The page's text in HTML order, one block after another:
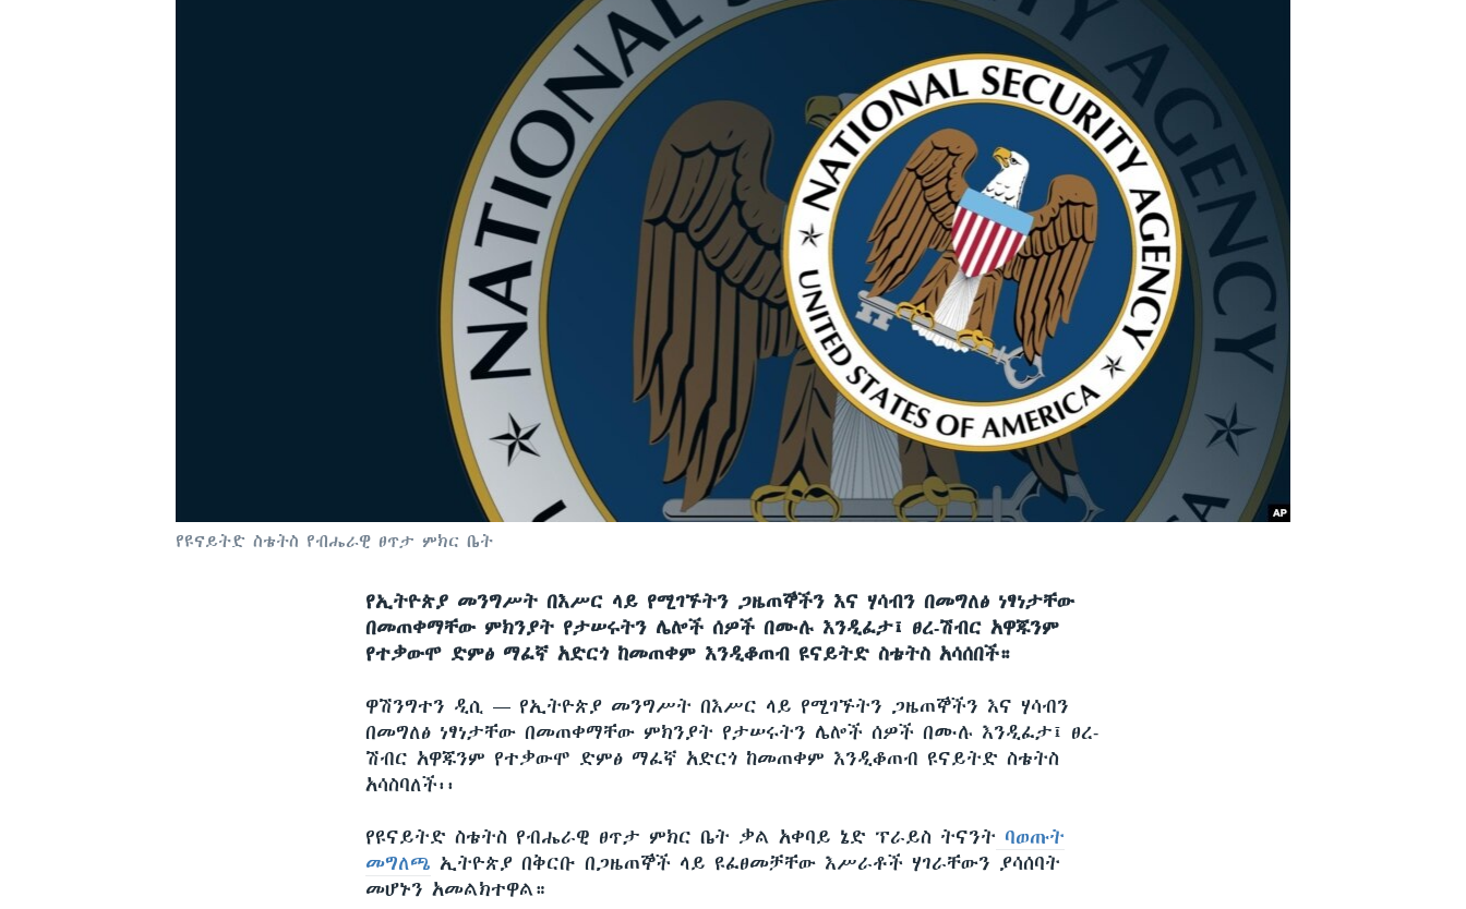
የዩናይትድ ስቴትስ የብሔራዊ ፀጥታ ምክር ቤት
የኢትዮጵያ መንግሥት በእሥር ላይ የሚገኙትን ጋዜጠኞችን እና ሃሳብን በመግለፅ ነፃነታቸው
በመጠቀማቸው ምክንያት የታሠሩትን ሌሎች ሰዎች በሙሉ እንዲፈታ፤ ፀረ-ሽብር አዋጁንም
የተቃውሞ ድምፅ ማፈኛ አድርጎ ከመጠቀም እንዲቆጠብ ዩናይትድ ስቴትስ አሳሰበች።
ዋሽንግተን ዲሲ — የኢትዮጵያ መንግሥት በእሥር ላይ የሚገኙትን ጋዜጠኞችን እና ሃሳብን
በመግለፅ ነፃነታቸው በመጠቀማቸው ምክንያት የታሠሩትን ሌሎች ሰዎች በሙሉ እንዲፈታ፤ ፀረ-
ሽብር አዋጁንም የተቃውሞ ድምፅ ማፈኛ አድርጎ ከመጠቀም እንዲቆጠብ ዩናይትድ ስቴትስ
አሳስባለች፡፡
የዩናይትድ ስቴትስ የብሔራዊ ፀጥታ ምክር ቤት ቃል አቀባይ ኔድ ፕራይስ ትናንት ባወጡት
መግለጫ ኢትዮጵያ በቅርቡ በጋዜጠኞች ላይ ዩፈፀመቻቸው እሥራቶች ሃገራቸውን ያሳሰባት
መሆኑን አመልክተዋል።